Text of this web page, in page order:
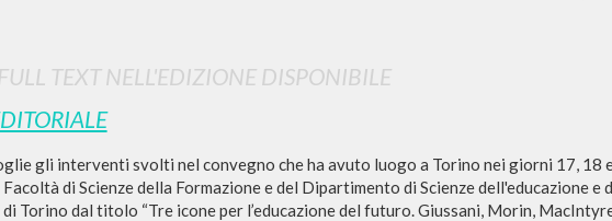
TEXT NELL'EDIZIONE DISPONIBILE
gli interventi svolti nel convegno che ha avuto luogo a Torino nei giorni 17, 18
di Scienze della Formazione e del Dipartimento di Scienze dell'educazione e
Torino dal titolo “Tre icone per l’educazione del futuro. Giussani, Morin,
risultati ancora più precisi? Utilizza la
0DOCUMENTI TROVATI